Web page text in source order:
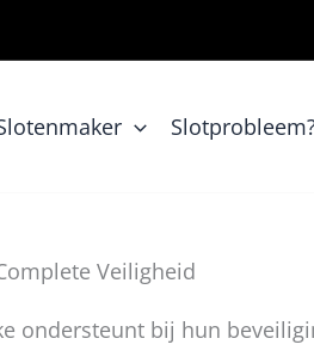
Veiligheid
ondersteunt bij hun